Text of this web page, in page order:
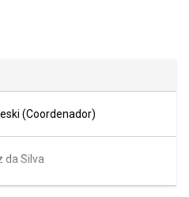
Prevenindo
e Relações
(Coordenador)
da Silva